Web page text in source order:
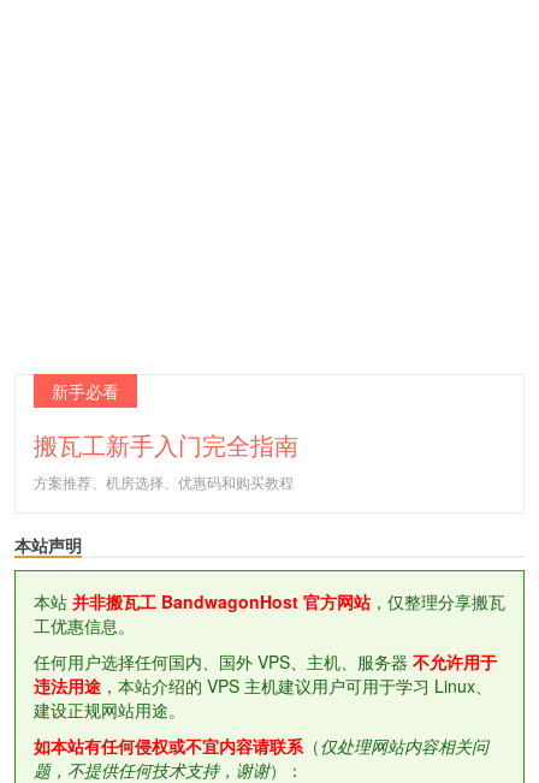
新手必看
搬瓦工新手入门完全指南
方案推荐、机房选择、优惠码和购买教程
本站声明
本站 并非搬瓦工 BandwagonHost 官方网站，仅整理分享搬瓦
工优惠信息。
任何用户选择任何国内、国外 VPS、主机、服务器 不允许用于
违法用途 ，本站介绍的 VPS 主机建议用户可用于学习 Linux、
建设正规网站用途。
如本站有任何侵权或不宜内容请联系（仅处理网站内容相关问
题，不提供任何技术支持，谢谢）：